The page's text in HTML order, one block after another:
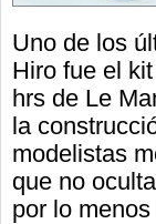
Uno de los
Hiro fue el
hrs de Le
la
modelistas
que no
por lo